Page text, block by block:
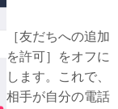
［友だちへの追加
を許可］をオフに
します。これで、
相手が自分の電話